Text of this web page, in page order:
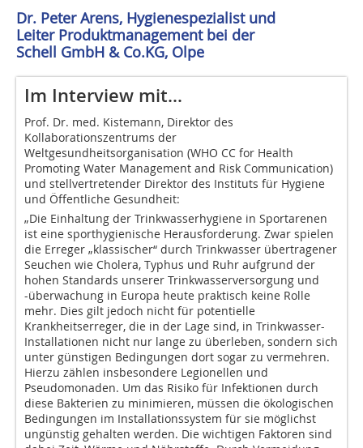
Dr. Peter Arens, Hygienespezialist und
Leiter Produktmanagement bei der
Schell GmbH & Co.KG, Olpe
Im Interview mit…
Prof. Dr. med. Kistemann, Direktor des
Kollaborationszentrums der
Weltgesundheitsorganisation (WHO CC for Health
Promoting Water Management and Risk Communication)
und stellvertretender Direktor des Instituts für Hygiene
und Öffentliche Gesundheit:
„Die Einhaltung der Trinkwasserhygiene in Sportarenen
ist eine sporthygienische Herausforderung. Zwar spielen
die Erreger „klassischer“ durch Trinkwasser übertragener
Seuchen wie Cholera, Typhus und Ruhr aufgrund der
hohen Standards unserer Trinkwasserversorgung und
-über­wachung in Europa heute praktisch keine Rolle
mehr. Dies gilt jedoch nicht für potentielle
Krankheitserreger, die in der Lage sind, in Trinkwasser-
Installationen nicht nur lange zu überleben, sondern sich
unter günstigen Bedingungen dort sogar zu vermehren.
Hierzu zählen insbesondere Legionellen und
Pseudomonaden. Um das Risiko für Infektionen durch
diese Bakterien zu minimieren, müssen die ökologischen
Bedingungen im Installationssystem für sie möglichst
ungünstig gehalten werden. Die wichtigen Faktoren sind